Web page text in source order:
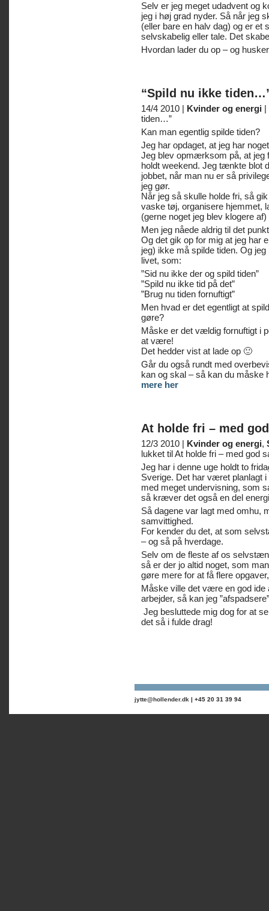
Selv er jeg meget udadvent og
jeg i høj grad nyder. Så når jeg
(eller bare en halv dag) og er
selvskabelig eller tale. Det
Hvordan lader du op – og
“Spild nu ikke
14/4 2010 | Kvinder og energi |
tiden…”
Kan man egentlig spilde tiden?
Jeg har opdaget, at jeg har
Jeg blev opmærksom på, at jeg
holdt weekend. Jeg tænkte blot
jobbet, når man nu er så
jeg gør.
Når jeg så skulle holde fri, så
vaske tøj, organisere hjemmet,
(gerne noget jeg blev klogere af)
Men jeg nåede aldrig til det
Og det gik op for mig at jeg har
jeg) ikke må spilde tiden. Og
livet, som:
”Sid nu ikke der og spild tiden”
”Spild nu ikke tid på det”
”Brug nu tiden fornuftigt”
Men hvad er det egentligt at
gøre?
Måske er det vældig fornuftigt i
at være!
Det hedder vist at lade op 🙂
Går du også rundt med
kan og skal – så kan du
mere her
At holde fri – med
12/3 2010 | Kvinder og energi,
lukket til At holde fri – med god
Jeg har i denne uge holdt to
Sverige. Det har været planlagt
med meget undervisning, som
så kræver det også en del
Så dagene var lagt med omhu,
samvittighed.
For kender du det, at som
– og så på hverdage.
Selv om de fleste af os
så er der jo altid noget, som
gøre mere for at få flere
Måske ville det være en god ide
arbejder, så kan jeg
Jeg besluttede mig dog for at
det så i fulde drag!
jytte@hollender.dk | +45 20 31 39 94